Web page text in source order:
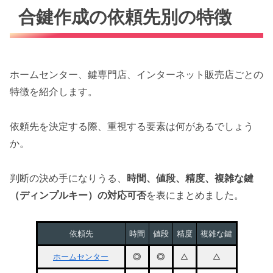
合鍵作成の依頼先別の特徴
ホームセンター、鍵専門店、インターネット販売店ごとの
特徴を紹介します。
依頼先を決定する際、重視する要素は何があるでしょう
か。
判断の決め手になりうる、 時間、値段、精度、複雑な鍵
（ディンプルキー）の対応可否を表にまとめました。
依頼先 時間 値段 精度 複雑な鍵
ホームセンター ◎ ◎ △ △